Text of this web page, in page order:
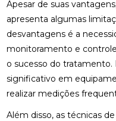
Apesar de suas
apresenta algumas
desvantagens é a
monitoramento e
o sucesso do
significativo em
realizar medições
Além disso, as técnicas